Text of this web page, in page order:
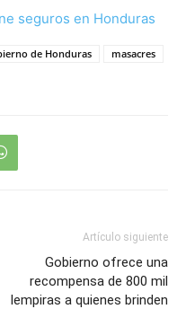
seguros en Honduras
de Honduras
masacres
Artículo siguiente
Gobierno ofrece una
recompensa de 800 mil
lempiras a quienes brinden